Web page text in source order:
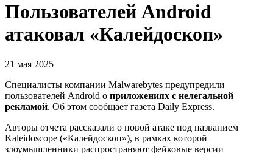
Пользователей Android
атаковал «Калейдоскоп»
21 мая 2025
Специалисты компании Malwarebytes предупредили
пользователей Android о приложениях с нелегальной
рекламой. Об этом сообщает газета Daily Express.
Авторы отчета рассказали о новой атаке под названием
Kaleidoscope («Калейдоскоп»), в рамках которой
злоумышленники распространяют фейковые версии